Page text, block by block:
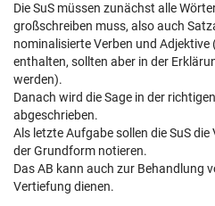
Die SuS müssen zunächst alle
großschreiben muss, also auch
nominalisierte Verben und Adjektive
enthalten, sollten aber in der
werden).
Danach wird die Sage in der
abgeschrieben.
Als letzte Aufgabe sollen die SuS
der Grundform notieren.
Das AB kann auch zur Behandlung
Vertiefung dienen.